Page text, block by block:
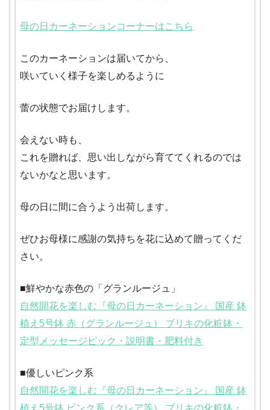
母の日カーネーションコーナーはこちら
このカーネーションは届いてから、
咲いていく様子を楽しめるように
蕾の状態でお届けします。
会えない時も、
これを贈れば、思い出しながら育ててくれるのでは
ないかなと思います。
母の日に間に合うよう出荷します。
ぜひお母様に感謝の気持ちを花に込めて贈ってくだ
さい。
■鮮やかな赤色の「グランルージュ」
自然開花を楽しむ『母の日カーネーション』 国産 鉢
植え5号鉢 赤（グランルージュ） ブリキの化粧鉢・
定型メッセージピック・説明書・肥料付き
■優しいピンク系
自然開花を楽しむ『母の日カーネーション』 国産 鉢
植え5号鉢 ピンク系（クレア等） ブリキの化粧鉢・